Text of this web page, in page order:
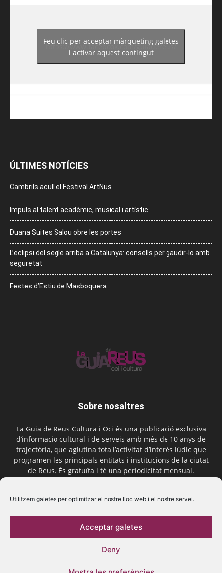
Utilitzem galetes per optimitzar el nostre lloc web i el nostre servei.
Acceptar galetes
Deny
https://www.facebook.com/guiadereus/
Feu clic per acceptar màrqueting galetes
i activar aquest contingut
ÚLTIMES NOTÍCIES
Cambrils acull el Festival ArtNus
Impuls al talent acadèmic, musical i artístic
Duana Suites Salou obre les portes
L’eclipsi del segle arriba a Catalunya: consells per gaudir-lo amb
seguretat
Festes d’Estiu de Masboquera
Sobre nosaltres
La Guia de Reus Cultura i Oci és una publicació exclusiva
d’informació cultural i de serveis amb més de 10 anys de
trajectòria, que aglutina tota l’activitat d’interès lúdic que
programen les principals entitats i institucions de la ciutat
de Reus. És gratuïta i té una periodicitat mensual.
Segueix-nos